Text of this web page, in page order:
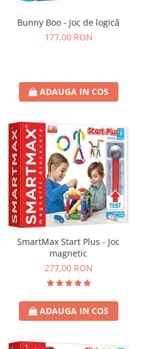
Bunny Boo - Joc de logică
177,00 RON
ADAUGA IN COS
SmartMax Start Plus - Joc
magnetic
277,00 RON
ADAUGA IN COS